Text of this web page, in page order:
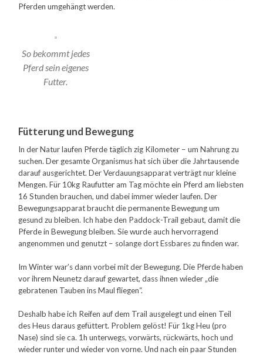
Pferden umgehängt werden.
So bekommt jedes
Pferd sein eigenes
Futter.
Fütterung und Bewegung
In der Natur laufen Pferde täglich zig Kilometer – um Nahrung zu
suchen. Der gesamte Organismus hat sich über die Jahrtausende
darauf ausgerichtet. Der Verdauungsapparat verträgt nur kleine
Mengen. Für 10kg Raufutter am Tag möchte ein Pferd am liebsten
16 Stunden brauchen, und dabei immer wieder laufen. Der
Bewegungsapparat braucht die permanente Bewegung um
gesund zu bleiben. Ich habe den Paddock-Trail gebaut, damit die
Pferde in Bewegung bleiben. Sie wurde auch hervorragend
angenommen und genutzt – solange dort Essbares zu finden war.
Im Winter war’s dann vorbei mit der Bewegung. Die Pferde haben
vor ihrem Neunetz darauf gewartet, dass ihnen wieder „die
gebratenen Tauben ins Maul fliegen“.
Deshalb habe ich Reifen auf dem Trail ausgelegt und einen Teil
des Heus daraus gefüttert. Problem gelöst! Für 1kg Heu (pro
Nase) sind sie ca. 1h unterwegs, vorwärts, rückwärts, hoch und
wieder runter und wieder von vorne. Und nach ein paar Stunden